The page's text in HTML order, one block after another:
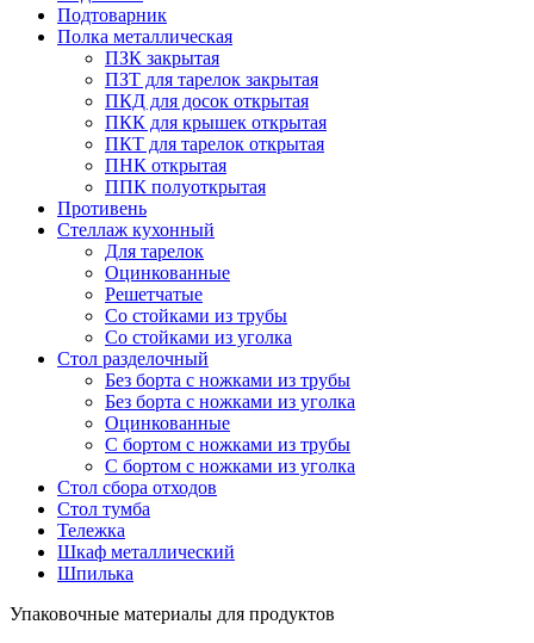
Подтоварник
Полка металлическая
ПЗК закрытая
ПЗТ для тарелок закрытая
ПКД для досок открытая
ПКК для крышек открытая
ПКТ для тарелок открытая
ПНК открытая
ППК полуоткрытая
Противень
Стеллаж кухонный
Для тарелок
Оцинкованные
Решетчатые
Со стойками из трубы
Со стойками из уголка
Стол разделочный
Без борта с ножками из трубы
Без борта с ножками из уголка
Оцинкованные
С бортом с ножками из трубы
С бортом с ножками из уголка
Стол сбора отходов
Стол тумба
Тележка
Шкаф металлический
Шпилька
Упаковочные материалы для продуктов